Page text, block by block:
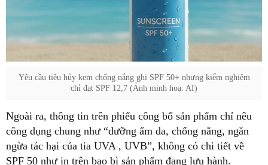
Yêu cầu tiêu hủy kem chống nắng ghi SPF 50+ nhưng kiểm nghiệm
chỉ đạt SPF 12,7 (Ảnh minh hoạ: AI)
Ngoài ra, thông tin trên phiếu công bố sản phẩm chỉ nêu
công dụng chung như “dưỡng ẩm da, chống nắng, ngăn
ngừa tác hại của tia UVA , UVB”, không có chi tiết về
SPF 50 như in trên bao bì sản phẩm đang lưu hành.